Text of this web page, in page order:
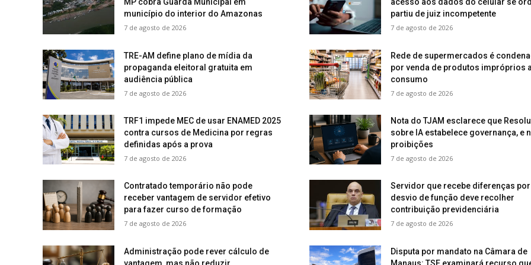
município do interior do Amazonas
7 de agosto de 2026
partiu de juiz incompetente
7 de agosto de 2026
TRE-AM define plano de mídia da
propaganda eleitoral gratuita em
audiência pública
7 de agosto de 2026
Rede de supermercados é
por venda de produtos impróprios
consumo
7 de agosto de 2026
TRF1 impede MEC de usar ENAMED 2025
contra cursos de Medicina por regras
definidas após a prova
7 de agosto de 2026
Nota do TJAM esclarece que
sobre IA estabelece governança, e
proibições
7 de agosto de 2026
Contratado temporário não pode
receber vantagem de servidor efetivo
para fazer curso de formação
7 de agosto de 2026
Servidor que recebe diferenças por
desvio de função deve recolher
contribuição previdenciária
7 de agosto de 2026
Administração pode rever cálculo de
vantagem, mas não reduzir
Disputa por mandato na Câmara de
Manaus: TSE examinará recurso